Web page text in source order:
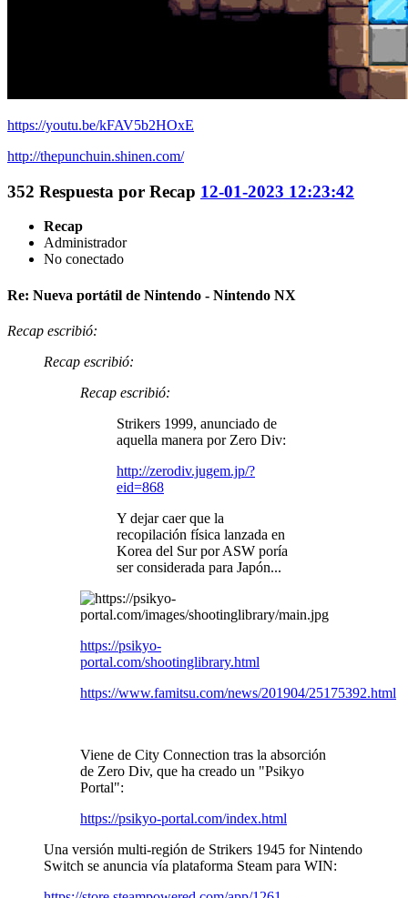
https://youtu.be/kFAV5b2HOxE
http://thepunchuin.shinen.com/
352 Respuesta por Recap 12-01-2023 12:23:42
Recap
Administrador
No conectado
Re: Nueva portátil de Nintendo - Nintendo NX
Recap escribió:
Recap escribió:
Recap escribió:
Strikers 1999, anunciado de
aquella manera por Zero Div:
http://zerodiv.jugem.jp/?
eid=868
Y dejar caer que la
recopilación física lanzada en
Korea del Sur por ASW poría
ser considerada para Japón...
https://psikyo-
portal.com/shootinglibrary.html
https://www.famitsu.com/news/201904/25175392.html
Viene de City Connection tras la absorción
de Zero Div, que ha creado un "Psikyo
Portal":
https://psikyo-portal.com/index.html
Una versión multi-región de Strikers 1945 for Nintendo
Switch se anuncia vía plataforma Steam para WIN: